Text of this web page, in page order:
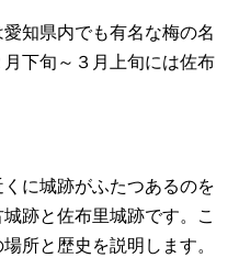
知県内でも有名な梅の名
下旬～３月上旬には佐布
に城跡がふたつあるのを
跡と佐布里城跡です。こ
所と歴史を説明します。